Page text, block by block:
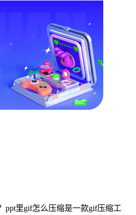
ppt里gif怎么压缩是一款gif压缩工